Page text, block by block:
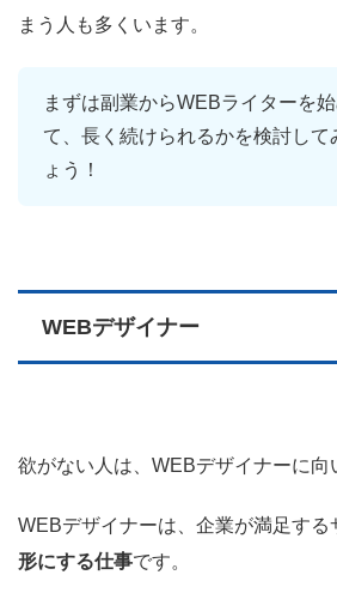
まう人も多くいます。
まずは副業からWEBライターを
て、長く続けられるかを検討して
ょう！
WEBデザイナー
欲がない人は、WEBデザイナーに向
WEBデザイナーは、企業が満足する
形にする仕事です。